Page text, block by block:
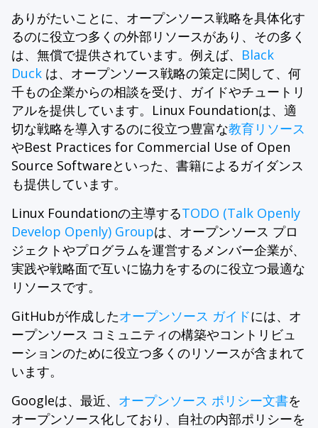
ありがたいことに、オープンソース戦略を具体化す
るのに役立つ多くの外部リソースがあり、その多く
は、無償で提供されています。例えば、 Black
Duck は、オープンソース戦略の策定に関して、何
千もの企業からの相談を受け、ガイドやチュートリ
アルを提供しています。Linux Foundationは、適
切な戦略を導入するのに役立つ豊富な教育リソース
やBest Practices for Commercial Use of Open
Source Softwareといった、書籍によるガイダンス
も提供しています。
Linux Foundationの主導するTODO (Talk Openly
Develop Openly) Groupは、オープンソース プロ
ジェクトやプログラムを運営するメンバー企業が、
実践や戦略面で互いに協力をするのに役立つ最適な
リソースです。
GitHubが作成したオープンソース ガイドには、オ
ープンソース コミュニティの構築やコントリビュ
ーションのために役立つ多くのリソースが含まれて
います。
Googleは、最近、 オープンソース ポリシー文書を
オープンソース化しており、自社の内部ポリシーを